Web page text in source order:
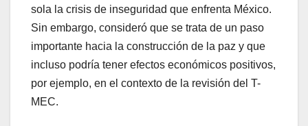
sola la crisis de inseguridad que enfrenta México.
Sin embargo, consideró que se trata de un paso
importante hacia la construcción de la paz y que
incluso podría tener efectos económicos positivos,
por ejemplo, en el contexto de la revisión del T-
MEC.